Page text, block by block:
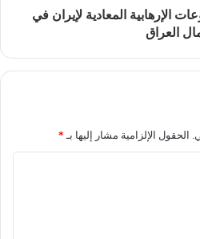
الإرهابية المعادية لإيران في
العراق
الحقول الإلزامية مشار إليها بـ *